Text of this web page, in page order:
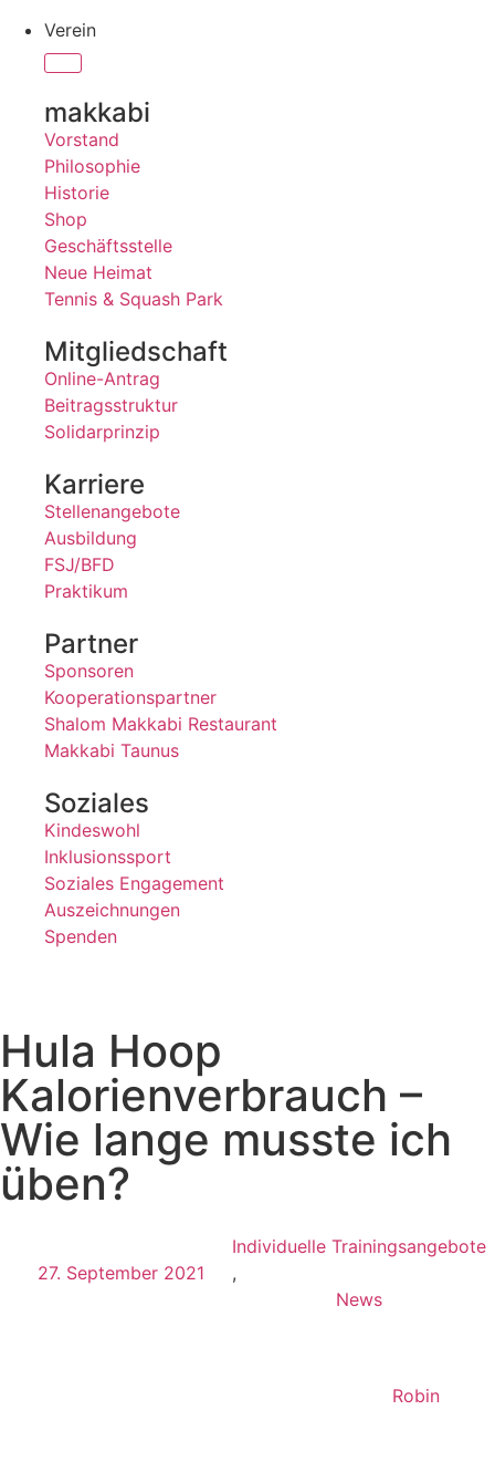
Verein
makkabi
Vorstand
Philosophie
Historie
Shop
Geschäftsstelle
Neue Heimat
Tennis & Squash Park
Mitgliedschaft
Online-Antrag
Beitragsstruktur
Solidarprinzip
Karriere
Stellenangebote
Ausbildung
FSJ/BFD
Praktikum
Partner
Sponsoren
Kooperationspartner
Shalom Makkabi Restaurant
Makkabi Taunus
Soziales
Kindeswohl
Inklusionssport
Soziales Engagement
Auszeichnungen
Spenden
Hula Hoop
Kalorienverbrauch –
Wie lange musste ich
üben?
27. September 2021
Individuelle Trainingsangebote
,
News
Robin